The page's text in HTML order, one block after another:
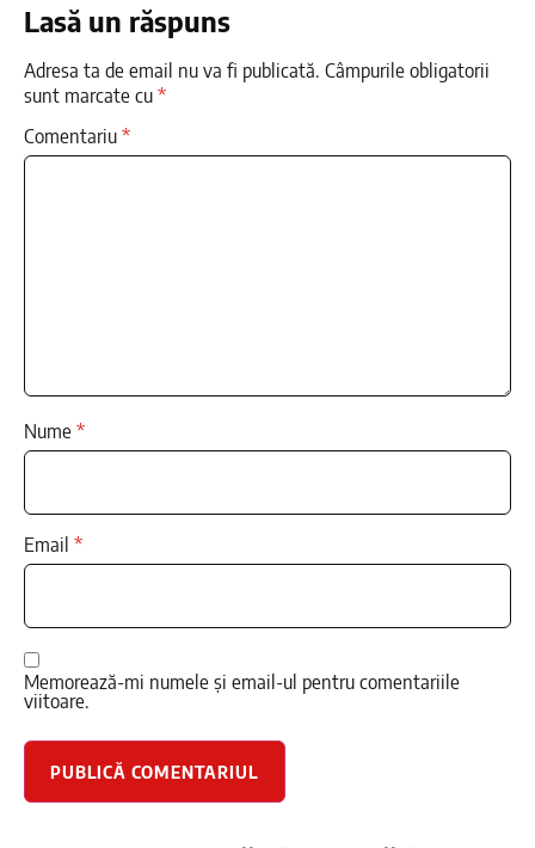
Lasă un răspuns
Adresa ta de email nu va fi publicată. Câmpurile obligatorii
sunt marcate cu*
Comentariu*
Nume*
Email *
Memorează-mi numele și email-ul pentru comentariile
viitoare.